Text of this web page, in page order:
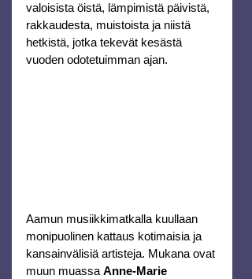
valoisista öistä, lämpimistä päivistä,
rakkaudesta, muistoista ja niistä
hetkistä, jotka tekevät kesästä
vuoden odotetuimman ajan.
Aamun musiikkimatkalla kuullaan
monipuolinen kattaus kotimaisia ja
kansainvälisiä artisteja. Mukana ovat
muun muassa Anne-Marie